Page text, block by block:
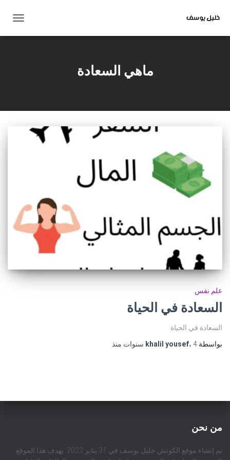
التنقل
ماهي السعادة
علم نفس
السعادة في الحياة
السعادة في الحياة
بواسطة
khalil yousef، 4 سنوات منذ
من نحن
تم إنشاء موقع الكوتش خليل يوسف في 31 يناير 2022. يهدف هذا الموقع